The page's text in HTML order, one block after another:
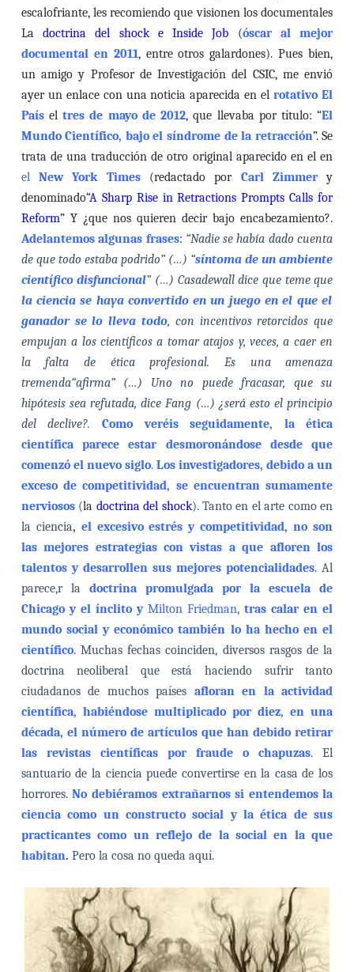
escalofriante, les recomiendo que visionen los documentales
Ladoctrina del shock e Inside Job (óscar al mejor
documental en 2011, entre otros galardones). Pues bien,
un amigo y Profesor de Investigación del CSIC, me envió
ayer un enlace con una noticia aparecida en elrotativo El
País el tres de mayo de 2012, que llevaba por título: “El
Mundo Científico, bajo el síndrome de la retracción”. Se
trata de una traducción de otro original aparecido en el en
elNew York Times (redactado por Carl Zimmer
y
denominado“A Sharp Rise in Retractions Prompts Calls for
Reform” Y ¿que nos quieren decir bajo encabezamiento?.
Adelantemos algunas frases: “Nadie se había dado cuenta
de que todo estaba podrido” (…) “síntoma de un ambiente
científico disfuncional” (…) Casadewall dice que teme que
la ciencia se haya convertido en un juego en el que el
ganador se lo lleva todo, con incentivos retorcidos que
empujan a los científicos a tomar atajos y, veces, a caer en
la falta de ética profesional. Es una amenaza
tremenda“afirma” (…) Uno no puede fracasar, que su
hipótesis sea refutada, dice Fang (…) ¿será esto el principio
del declive?.
Como veréis seguidamente, la ética
científica parece estar desmoronándose desde que
comenzó el nuevo siglo. Los investigadores, debido a un
exceso de competitividad, se encuentran sumamente
nerviosos (la doctrina del shock). Tanto en el arte como en
la ciencia, el excesivo estrés y competitividad, no son
las mejores estrategias con vistas a que afloren los
talentos y desarrollen sus mejores potencialidades.Al
parece,r la doctrina promulgada por la escuela de
Chicago y el ínclito y Milton Friedman,tras calar en el
mundo social y económico también lo ha hecho en el
científico. Muchas fechas coinciden, diversos rasgos de la
doctrina neoliberal que está haciendo sufrir tanto
ciudadanos de muchos países afloran en la actividad
científica, habiéndose multiplicado por diez, en una
década, el número de artículos que han debido retirar
las revistas científicas por fraude o chapuzas. El
santuario de la ciencia puede convertirse en la casa de los
horrores.No debiéramos extrañarnos si entendemos la
ciencia como un constructo social y la ética de sus
practicantes como un reflejo de la social en la que
habitan. Pero la cosa no queda aquí.